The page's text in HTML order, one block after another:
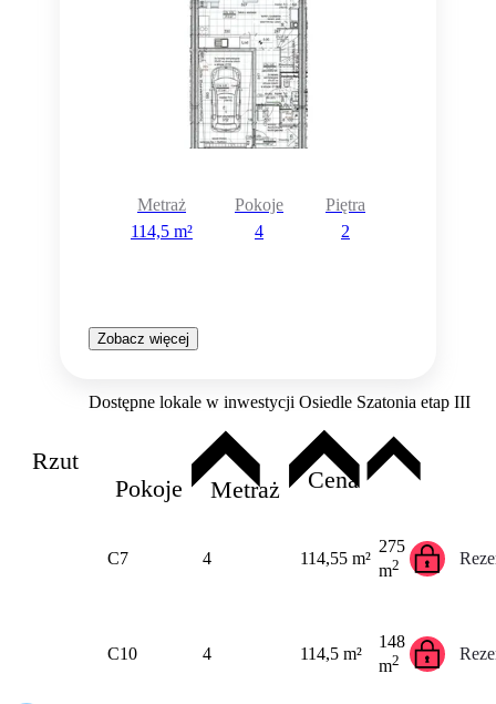
Metraż
114,5 m²
Pokoje
4
Piętra
2
Zobacz więcej
Dostępne lokale w inwestycji Osiedle Szatonia etap III
Rzut
Pokoje
Metraż Cena
C7 4 114,55 m²
275
m2
C10 4 114,5 m²
148
m2